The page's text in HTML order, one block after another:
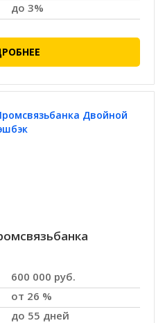
до 3%
600 000 руб.
от 26 %
до 55 дней